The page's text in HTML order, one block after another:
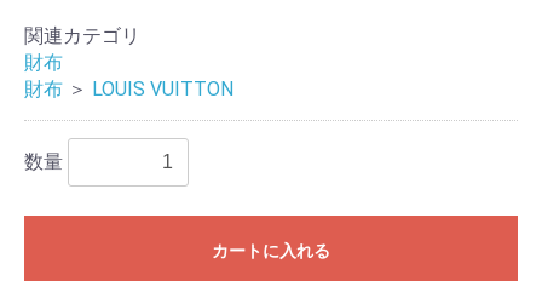
関連カテゴリ
財布
財布 ＞ LOUIS VUITTON
数量
カートに入れる